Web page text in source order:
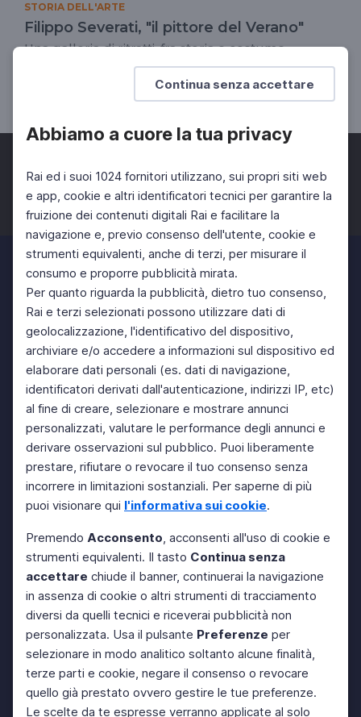
Continua senza accettare
Abbiamo a cuore la tua privacy
Rai ed i suoi 1024 fornitori utilizzano, sui propri siti web
e app, cookie e altri identificatori tecnici per garantire la
fruizione dei contenuti digitali Rai e facilitare la
navigazione e, previo consenso dell'utente, cookie e
strumenti equivalenti, anche di terzi, per misurare il
consumo e proporre pubblicità mirata.
Per quanto riguarda la pubblicità, dietro tuo consenso,
Rai e terzi selezionati possono utilizzare dati di
geolocalizzazione, l'identificativo del dispositivo,
archiviare e/o accedere a informazioni sul dispositivo ed
elaborare dati personali (es. dati di navigazione,
identificatori derivati dall'autenticazione, indirizzi IP, etc)
al fine di creare, selezionare e mostrare annunci
personalizzati, valutare le performance degli annunci e
derivare osservazioni sul pubblico. Puoi liberamente
prestare, rifiutare o revocare il tuo consenso senza
incorrere in limitazioni sostanziali. Per saperne di più
puoi visionare qui l'informativa sui cookie.
Premendo Acconsento, acconsenti all'uso di cookie e
strumenti equivalenti. Il tasto Continua senza
accettare chiude il banner, continuerai la navigazione
in assenza di cookie o altri strumenti di tracciamento
diversi da quelli tecnici e riceverai pubblicità non
personalizzata. Usa il pulsante Preferenze per
selezionare in modo analitico soltanto alcune finalità,
terze parti e cookie, negare il consenso o revocare
quello già prestato ovvero gestire le tue preferenze.
Le scelte da te espresse verranno applicate al solo
STORIA DELL'ARTE
Filippo Severati, "il pittore del Verano"
Una galleria di ritratti, fra storia e costume
dell'Ottocento romano
DOCENTI SCUOLA SECONDARIA 2°
Facebook Twitter Instagram